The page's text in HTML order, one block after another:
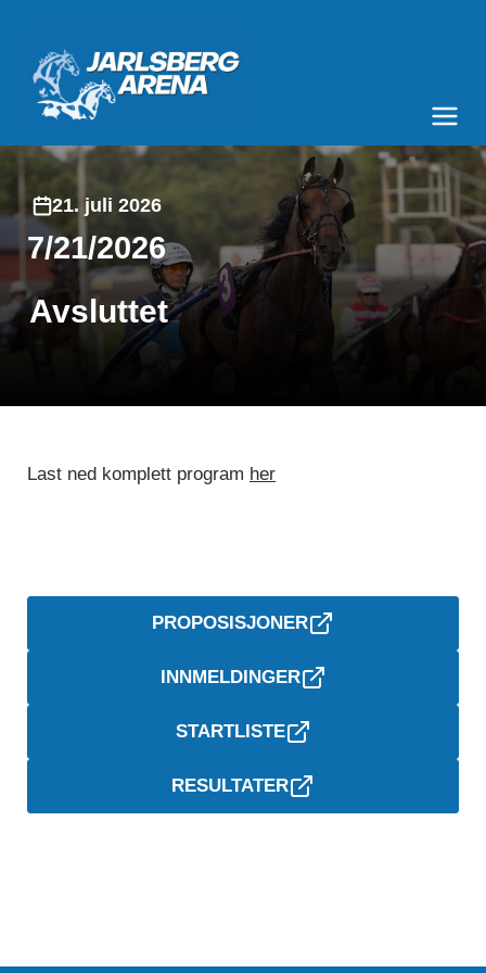
21. juli 2026
7/21/2026
Avsluttet
Last ned komplett program her
PROPOSISJONER
INNMELDINGER
STARTLISTE
RESULTATER